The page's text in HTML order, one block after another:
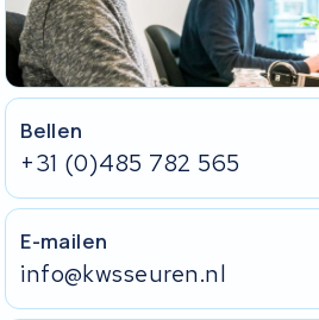
Bellen
+31 (0)485 782 565
E-mailen
info@kwsseuren.nl